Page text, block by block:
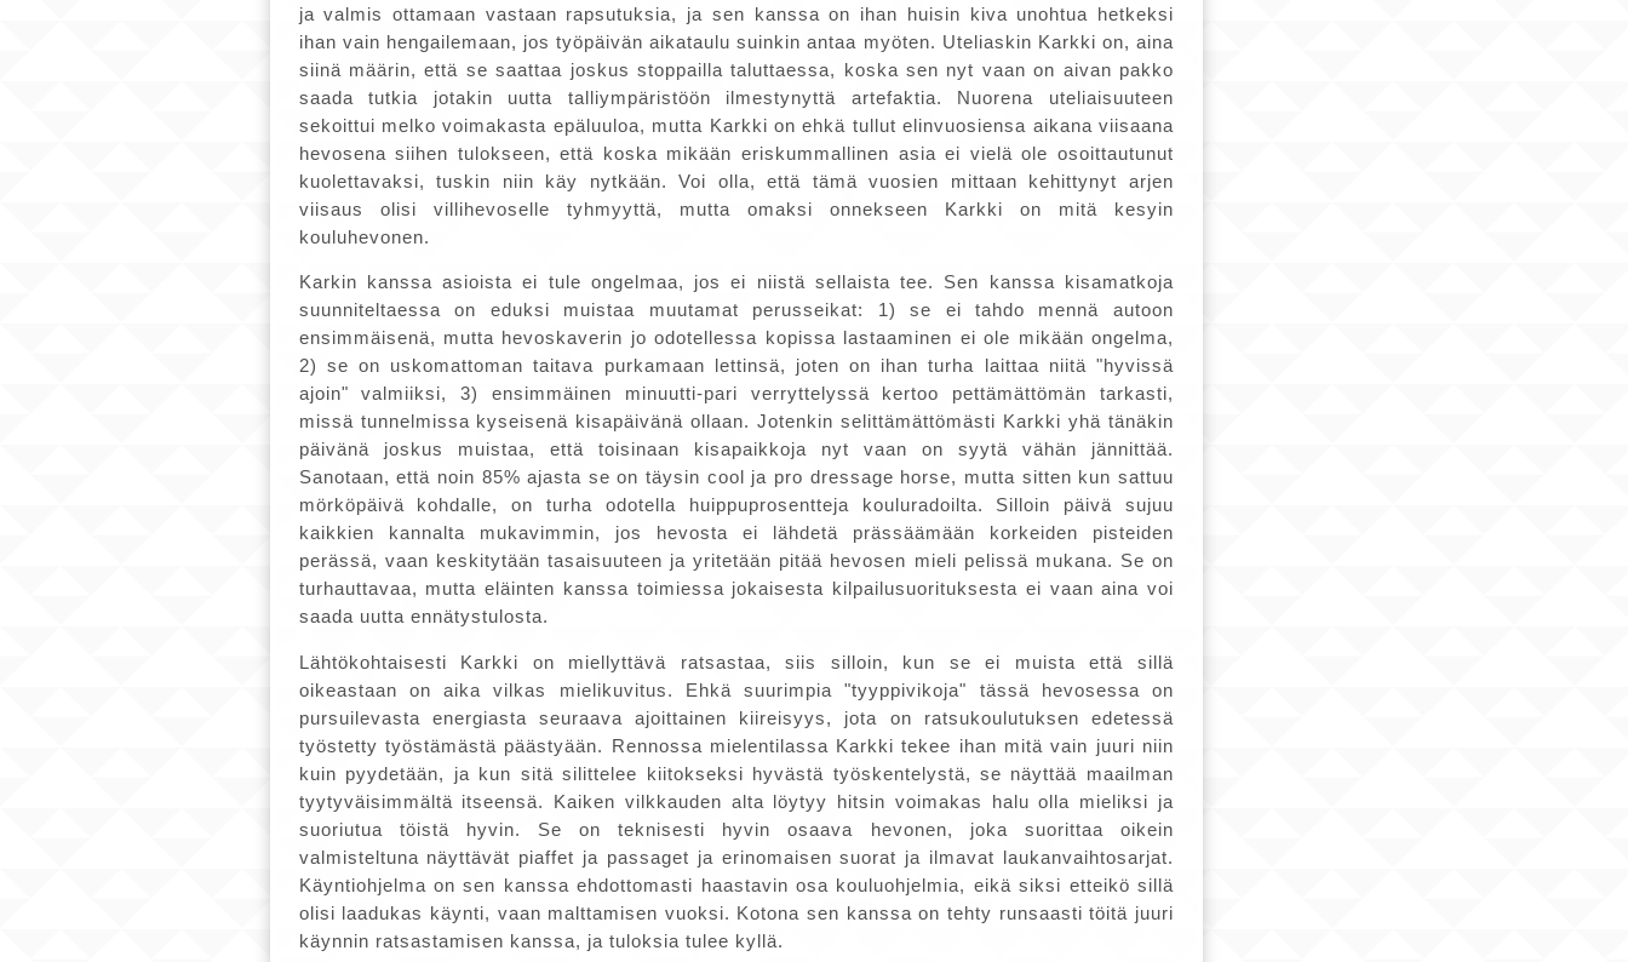
ja valmis ottamaan vastaan rapsutuksia, ja sen kanssa on ihan huisin kiva unohtua hetkeksi
ihan vain hengailemaan, jos työpäivän aikataulu suinkin antaa myöten. Uteliaskin Karkki on, aina
siinä määrin, että se saattaa joskus stoppailla taluttaessa, koska sen nyt vaan on aivan pakko
saada tutkia jotakin uutta talliympäristöön ilmestynyttä artefaktia. Nuorena uteliaisuuteen
sekoittui melko voimakasta epäluuloa, mutta Karkki on ehkä tullut elinvuosiensa aikana viisaana
hevosena siihen tulokseen, että koska mikään eriskummallinen asia ei vielä ole osoittautunut
kuolettavaksi, tuskin niin käy nytkään. Voi olla, että tämä vuosien mittaan kehittynyt arjen
viisaus olisi villihevoselle tyhmyyttä, mutta omaksi onnekseen Karkki on mitä kesyin
kouluhevonen.
Karkin kanssa asioista ei tule ongelmaa, jos ei niistä sellaista tee. Sen kanssa kisamatkoja
suunniteltaessa on eduksi muistaa muutamat perusseikat: 1) se ei tahdo mennä autoon
ensimmäisenä, mutta hevoskaverin jo odotellessa kopissa lastaaminen ei ole mikään ongelma,
2) se on uskomattoman taitava purkamaan lettinsä, joten on ihan turha laittaa niitä "hyvissä
ajoin" valmiiksi, 3) ensimmäinen minuutti-pari verryttelyssä kertoo pettämättömän tarkasti,
missä tunnelmissa kyseisenä kisapäivänä ollaan. Jotenkin selittämättömästi Karkki yhä tänäkin
päivänä joskus muistaa, että toisinaan kisapaikkoja nyt vaan on syytä vähän jännittää.
Sanotaan, että noin 85% ajasta se on täysin cool ja pro dressage horse, mutta sitten kun sattuu
mörköpäivä kohdalle, on turha odotella huippuprosentteja kouluradoilta. Silloin päivä sujuu
kaikkien kannalta mukavimmin, jos hevosta ei lähdetä prässäämään korkeiden pisteiden
perässä, vaan keskitytään tasaisuuteen ja yritetään pitää hevosen mieli pelissä mukana. Se on
turhauttavaa, mutta eläinten kanssa toimiessa jokaisesta kilpailusuorituksesta ei vaan aina voi
saada uutta ennätystulosta.
Lähtökohtaisesti Karkki on miellyttävä ratsastaa, siis silloin, kun se ei muista että sillä
oikeastaan on aika vilkas mielikuvitus. Ehkä suurimpia "tyyppivikoja" tässä hevosessa on
pursuilevasta energiasta seuraava ajoittainen kiireisyys, jota on ratsukoulutuksen edetessä
työstetty työstämästä päästyään. Rennossa mielentilassa Karkki tekee ihan mitä vain juuri niin
kuin pyydetään, ja kun sitä silittelee kiitokseksi hyvästä työskentelystä, se näyttää maailman
tyytyväisimmältä itseensä. Kaiken vilkkauden alta löytyy hitsin voimakas halu olla mieliksi ja
suoriutua töistä hyvin. Se on teknisesti hyvin osaava hevonen, joka suorittaa oikein
valmisteltuna näyttävät piaffet ja passaget ja erinomaisen suorat ja ilmavat laukanvaihtosarjat.
Käyntiohjelma on sen kanssa ehdottomasti haastavin osa kouluohjelmia, eikä siksi etteikö sillä
olisi laadukas käynti, vaan malttamisen vuoksi. Kotona sen kanssa on tehty runsaasti töitä juuri
käynnin ratsastamisen kanssa, ja tuloksia tulee kyllä.